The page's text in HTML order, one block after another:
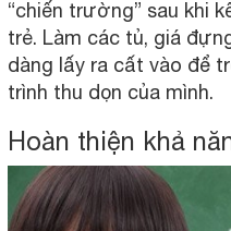
“chiến trường” sau khi
trẻ. Làm các tủ, giá
dàng lấy ra cất vào để
trình thu dọn của mình.
Hoàn thiện khả